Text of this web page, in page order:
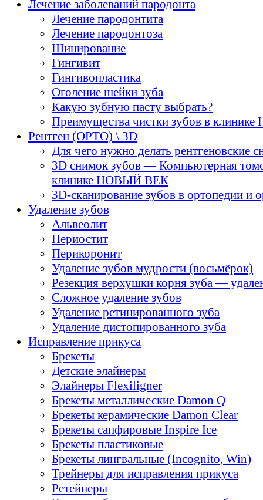
Лечение заболеваний пародонта
Лечение пародонтита
Лечение пародонтоза
Шинирование
Гингивит
Гингивопластика
Оголение шейки зуба
Какую зубную пасту выбрать?
Преимущества чистки зубов в
Рентген (ОРТО) \ 3D
Для чего нужно делать рентгеновские
3D снимок зубов — Компьютерная
клинике НОВЫЙ ВЕК
3D-cканирование зубов в ортопедии и
Удаление зубов
Альвеолит
Периостит
Перикоронит
Удаление зубов мудрости (восьмёрок)
Резекция верхушки корня зуба —
Сложное удаление зубов
Удаление ретинированного зуба
Удаление дистопированного зуба
Исправление прикуса
Брекеты
Детские элайнеры
Элайнеры Flexiligner
Брекеты металлические Damon Q
Брекеты керамические Damon Clear
Брекеты сапфировые Inspire Ice
Брекеты пластиковые
Брекеты лингвальные (Incognito, Win)
Трейнеры для исправления прикуса
Ретейнеры